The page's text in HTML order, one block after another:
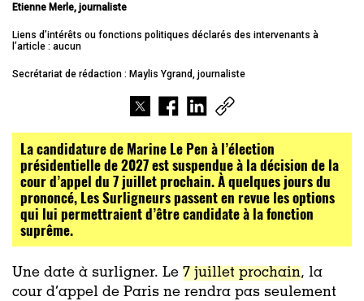
Etienne Merle, journaliste
Liens d’intérêts ou fonctions politiques déclarés des intervenants à
l’article : aucun
Secrétariat de rédaction : Maylis Ygrand, journaliste
La candidature de Marine Le Pen à l’élection
présidentielle de 2027 est suspendue à la décision de la
cour d’appel du 7 juillet prochain. À quelques jours du
prononcé, Les Surligneurs passent en revue les options
qui lui permettraient d’être candidate à la fonction
suprême.
Une date à surligner. Le 7 juillet prochain, la
cour d’appel de Paris ne rendra pas seulement